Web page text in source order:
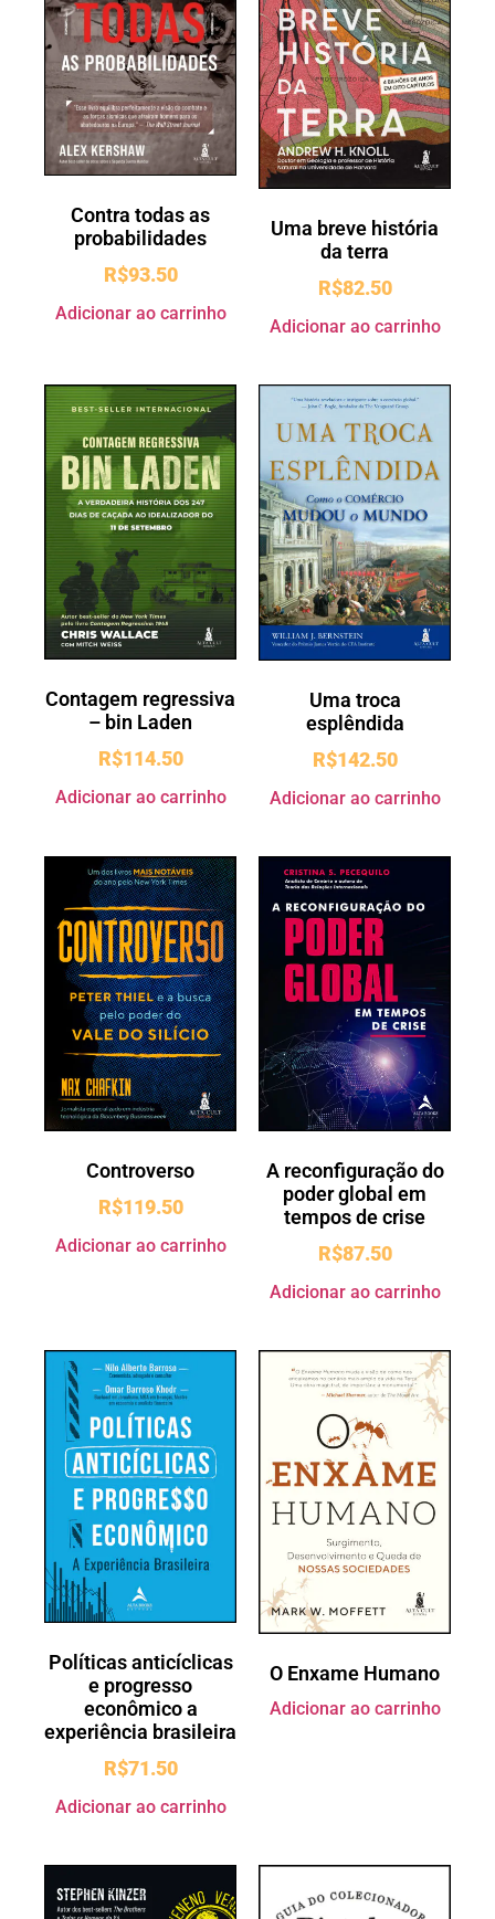
Contra todas as
probabilidades
R$93.50
Adicionar ao carrinho
Uma breve história
da terra
R$82.50
Adicionar ao carrinho
Contagem regressiva
– bin Laden
R$114.50
Adicionar ao carrinho
Uma troca
esplêndida
R$142.50
Adicionar ao carrinho
Controverso
R$119.50
Adicionar ao carrinho
A reconfiguração do
poder global em
tempos de crise
R$87.50
Adicionar ao carrinho
Políticas anticíclicas
e progresso
econômico a
experiência brasileira
R$71.50
Adicionar ao carrinho
O Enxame Humano
Adicionar ao carrinho